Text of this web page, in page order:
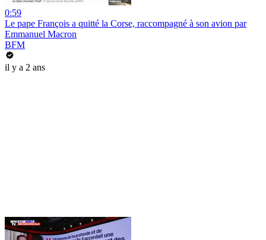
0:59
Le pape François a quitté la Corse, raccompagné à son avion par
Emmanuel Macron
BFM
il y a 2 ans